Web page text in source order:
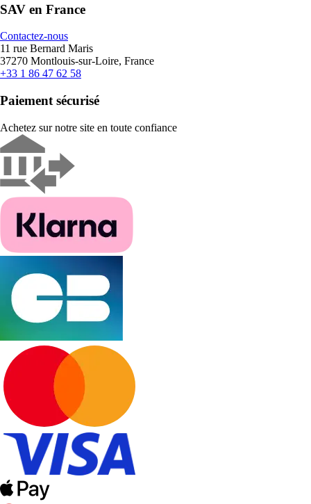
SAV en France
Contactez-nous
11 rue Bernard Maris
37270 Montlouis-sur-Loire, France
+33 1 86 47 62 58
Paiement sécurisé
Achetez sur notre site en toute confiance